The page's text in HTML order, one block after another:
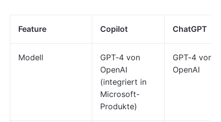
Feature Copilot ChatGPT
Modell
GPT-4 von
OpenAI
(integriert in
Microsoft-
Produkte)
GPT-4 von
OpenAI